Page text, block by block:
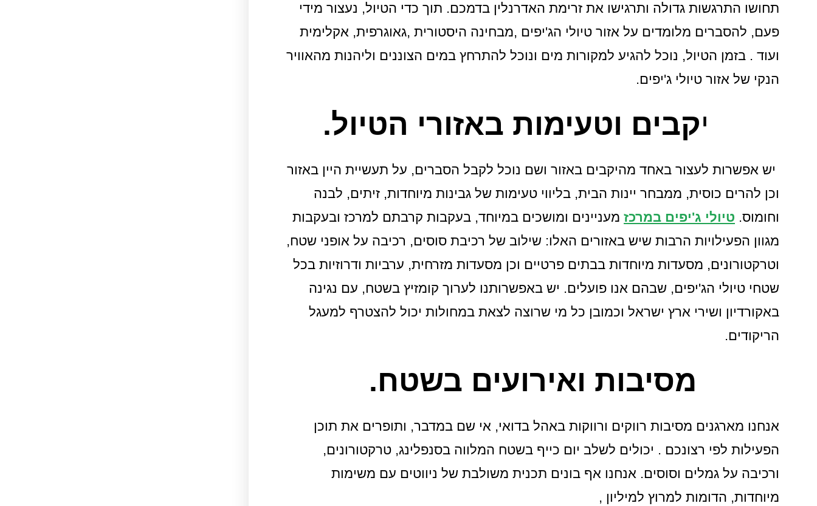
תחושו התרגשות גדולה ותרגישו את זרימת האדרנלין בדמכם. תוך כדי הטיול, נעצור מידי
פעם, להסברים מלומדים על אזור טיולי הג'יפים ,מבחינה היסטורית ,גאוגרפית, אקלימית
ועוד . בזמן הטיול, נוכל להגיע למקורות מים ונוכל להתרחץ במים הצוננים וליהנות מהאוויר
הנקי של אזור טיולי ג'יפים.
יקבים וטעימות באזורי הטיול.
יש אפשרות לעצור באחד מהיקבים באזור ושם נוכל לקבל הסברים, על תעשיית היין באזור
וכן להרים כוסית, ממבחר יינות הבית, בליווי טעימות של גבינות מיוחדות, זיתים, לבנה
וחומוס. טיולי ג'יפים במרכז מעניינים ומושכים במיוחד, בעקבות קרבתם למרכז ובעקבות
מגוון הפעילויות הרבות שיש באזורים האלו: שילוב של רכיבת סוסים, רכיבה על אופני שטח,
וטרקטורונים, מסעדות מיוחדות בבתים פרטיים וכן מסעדות מזרחית, ערביות ודרוזיות בכל
שטחי טיולי הג'יפים, שבהם אנו פועלים. יש באפשרותנו לערוך קומזיץ בשטח, עם נגינה
באקורדיון ושירי ארץ ישראל וכמובן כל מי שרוצה לצאת במחולות יכול להצטרף למעגל
הריקודים.
מסיבות ואירועים בשטח.
אנחנו מארגנים מסיבות רווקים ורווקות באהל בדואי, אי שם במדבר, ותופרים את תוכן
הפעילות לפי רצונכם . יכולים לשלב יום כייף בשטח המלווה בסנפלינג, טרקטורונים,
ורכיבה על גמלים וסוסים. אנחנו אף בונים תכנית משולבת של ניווטים עם משימות
מיוחדות, הדומות למרוץ למיליון ,